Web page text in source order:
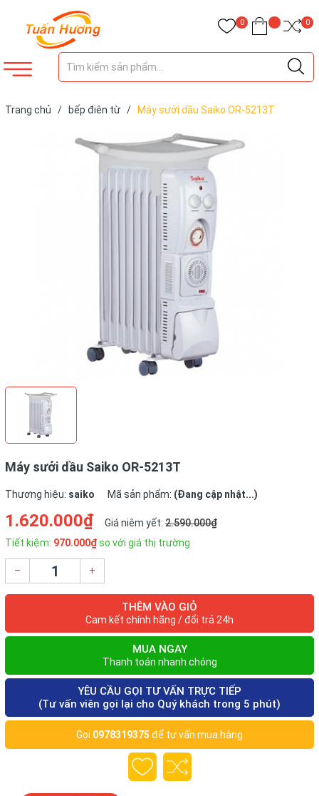
0 0
Trang chủ / bếp điên từ / Máy sưởi dầu Saiko OR-5213T
Máy sưởi dầu Saiko OR-5213T
Thương hiệu: saiko Mã sản phẩm: (Đang cập nhật...)
1.620.000₫ Giá niêm yết: 2.590.000₫
Tiết kiệm: 970.000₫so với giá thị trường
– +
THÊM VÀO GIỎ
Cam kết chính hãng / đổi trả 24h
MUA NGAY
Thanh toán nhanh chóng
YÊU CẦU GỌI TƯ VẤN TRỰC TIẾP
(Tư vấn viên gọi lại cho Quý khách trong 5 phút)
Gọi 0978319375 để tư vấn mua hàng